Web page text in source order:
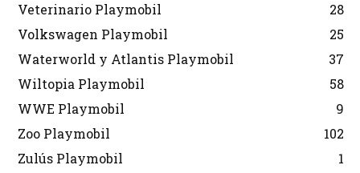
Veterinario Playmobil
28
Volkswagen Playmobil
25
Waterworld y Atlantis Playmobil
37
Wiltopia Playmobil
58
WWE Playmobil
9
Zoo Playmobil
102
Zulús Playmobil
1